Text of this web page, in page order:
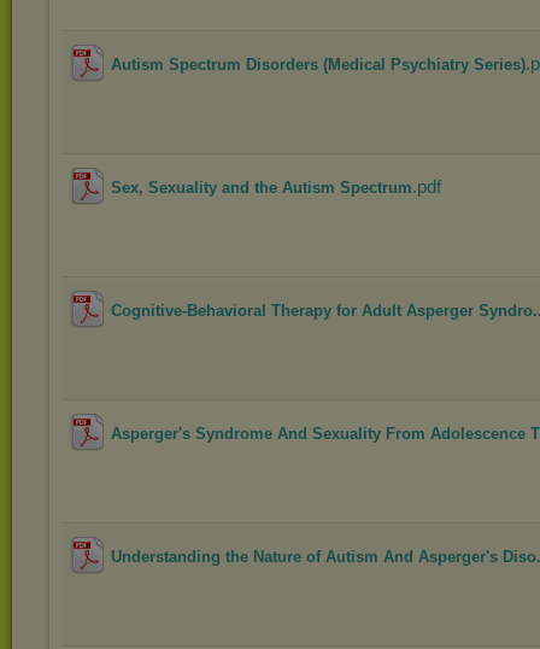
Autism Spectrum Disorders (Medical Psychiatry Series)
Sex, Sexuality and the Autism Spectrum.pdf
Cognitive-Behavioral Therapy for Adult Asperger
Asperger's Syndrome And Sexuality From Adolescence
Understanding the Nature of Autism And Asperger's